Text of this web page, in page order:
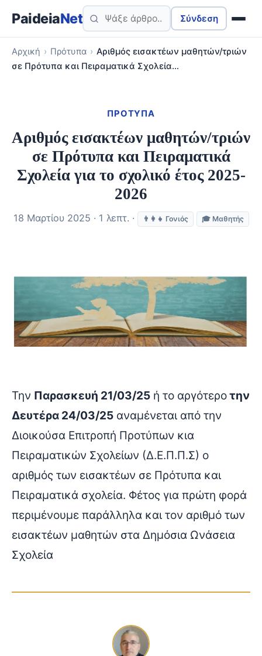
PaideiaNet Σύνδεση
Αρχική › Πρότυπα › Αριθμός εισακτέων μαθητών/τριών
σε Πρότυπα και Πειραματικά Σχολεία…
ΠΡΌΤΥΠΑ
Αριθμός εισακτέων μαθητών/τριών
σε Πρότυπα και Πειραματικά
Σχολεία για το σχολικό έτος 2025-
2026
18 Μαρτίου 2025 · 1 λεπτ. · 👨‍👩‍👧 Γονιός 🎓 Μαθητής
Την Παρασκευή 21/03/25 ή το αργότεροτην
Δευτέρα 24/03/25 αναμένεται από την
Διοικούσα Επιτροπή Προτύπων κια
Πειραματικών Σχολείων (Δ.Ε.Π.Π.Σ) ο
αριθμός των εισακτέων σε Πρότυπα και
Πειραματικά σχολεία. Φέτος για πρώτη φορά
περιμένουμε παράλληλα και τον αριθμό των
εισακτέων μαθητών στα Δημόσια Ωνάσεια
Σχολεία